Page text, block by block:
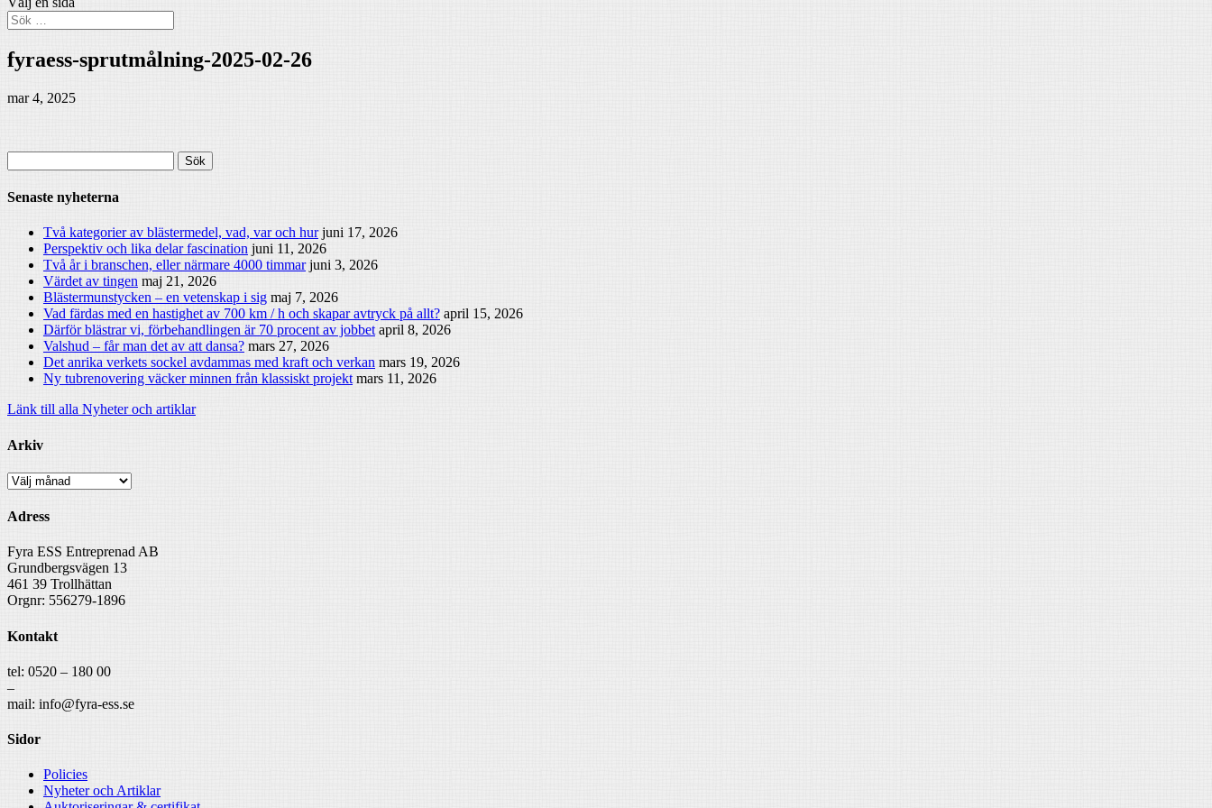
fyraess-sprutmålning-2025-02-26
mar 4, 2025
efter:
Senaste nyheterna
Två kategorier av blästermedel, vad, var och hur juni 17, 2026
Perspektiv och lika delar fascination juni 11, 2026
Två år i branschen, eller närmare 4000 timmar juni 3, 2026
Värdet av tingen maj 21, 2026
Blästermunstycken – en vetenskap i sig maj 7, 2026
Vad färdas med en hastighet av 700 km / h och skapar avtryck på allt? april 15, 2026
Därför blästrar vi, förbehandlingen är 70 procent av jobbet april 8, 2026
Valshud – får man det av att dansa? mars 27, 2026
Det anrika verkets sockel avdammas med kraft och verkan mars 19, 2026
Ny tubrenovering väcker minnen från klassiskt projekt mars 11, 2026
Länk till alla Nyheter och artiklar
Arkiv
Arkiv
Adress
Fyra ESS Entreprenad AB
Grundbergsvägen 13
461 39 Trollhättan
Orgnr: 556279-1896
Kontakt
tel: 0520 – 180 00
–
mail: info@fyra-ess.se
Sidor
Policies
Nyheter och Artiklar